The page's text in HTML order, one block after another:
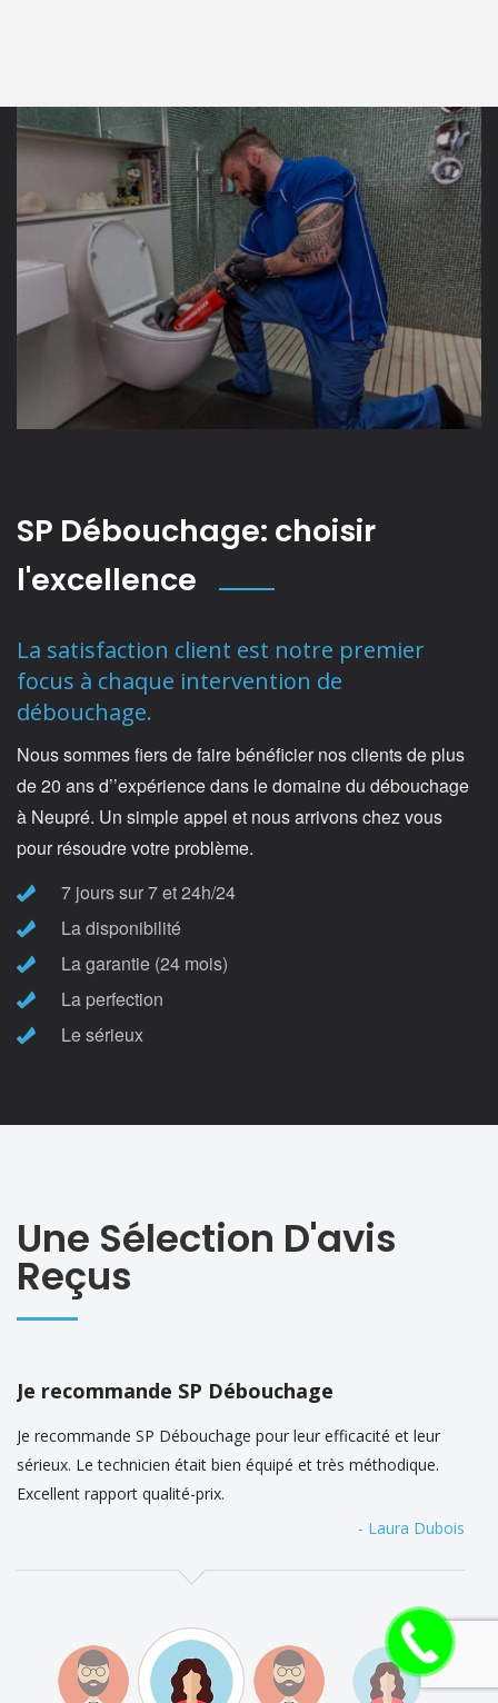
SP Débouchage: choisir
l'excellence
La satisfaction client est notre premier
focus à chaque intervention de
débouchage.
Nous sommes fiers de faire bénéficier nos clients de plus
de 20 ans d’’expérience dans le domaine du débouchage
à Neupré. Un simple appel et nous arrivons chez vous
pour résoudre votre problème.
7 jours sur 7 et 24h/24
La disponibilité
La garantie (24 mois)
La perfection
Le sérieux
Une Sélection D'avis
Reçus
Je recommande SP Débouchage
Je recommande SP Débouchage pour leur efficacité et leur
sérieux. Le technicien était bien équipé et très méthodique.
Excellent rapport qualité-prix.
- Laura Dubois